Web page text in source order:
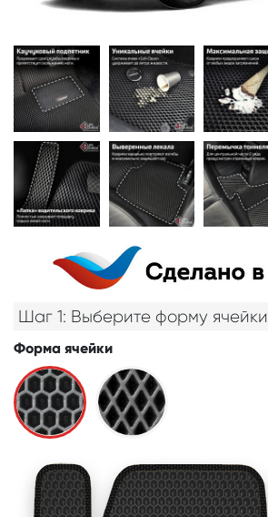
Шаг 1: Выберите форму ячейки
Форма ячейки